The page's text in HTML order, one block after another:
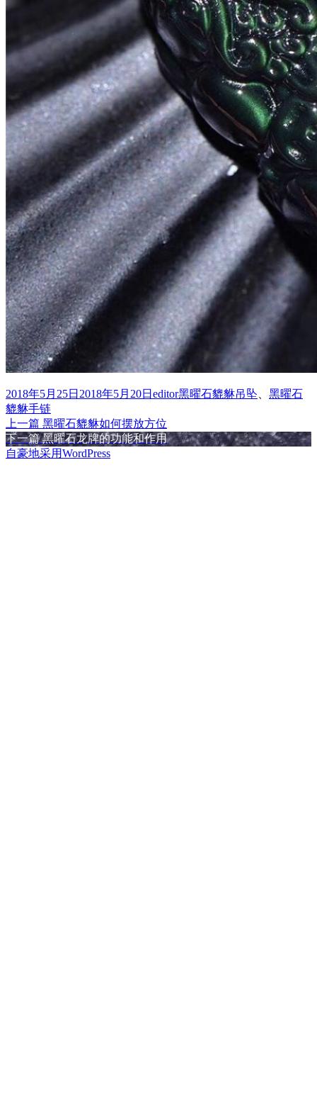
发
布
于
2018年5月25日 2018年5月20日 作
editor分
黑曜石貔貅吊坠
黑曜石
貔貅手链
文
章
上一篇 上
篇
文
黑曜石貔貅如何摆放方位
下一篇下
篇
黑曜石龙牌的功能和作用
自豪地采用WordPress